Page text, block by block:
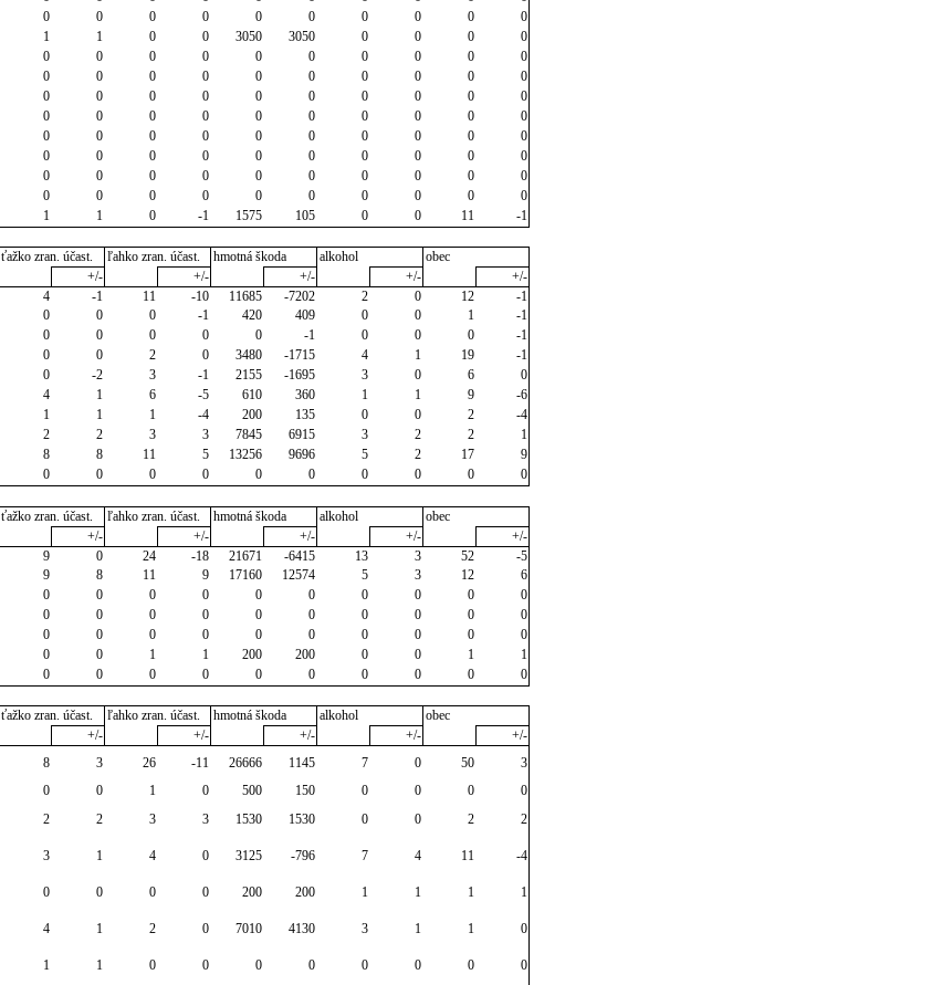
0 0 0 0 0 0 0 0 0
0
1 1 0 0 3050 3050 0 0 0
0
0 0 0 0 0 0 0 0 0
0
0 0 0 0 0 0 0 0 0
0
0 0 0 0 0 0 0 0 0
0
0 0 0 0 0 0 0 0 0
0
0 0 0 0 0 0 0 0 0
0
0 0 0 0 0 0 0 0 0
0
0 0 0 0 0 0 0 0 0
0
0 0 0 0 0 0 0 0 0
0
1 1 0 -1 1575 105 0 0 11
-1
ťažko zran. účast. ľahko zran. účast. hmotná škoda alkohol
obec
+/- +/- +/- +/-
+/-
4 -1 11 -10 11685 -7202 2 0 12
-1
0 0 0 -1 420 409 0 0 1
-1
0 0 0 0 0 -1 0 0 0
-1
0 0 2 0 3480 -1715 4 1 19
-1
0 -2 3 -1 2155 -1695 3 0 6
0
4 1 6 -5 610 360 1 1 9
-6
1 1 1 -4 200 135 0 0 2
-4
2 2 3 3 7845 6915 3 2 2
1
8 8 11 5 13256 9696 5 2 17
9
0 0 0 0 0 0 0 0 0
0
ťažko zran. účast. ľahko zran. účast. hmotná škoda alkohol
obec
+/- +/- +/- +/-
+/-
9 0 24 -18 21671 -6415 13 3 52
-5
9 8 11 9 17160 12574 5 3 12
6
0 0 0 0 0 0 0 0 0
0
0 0 0 0 0 0 0 0 0
0
0 0 0 0 0 0 0 0 0
0
0 0 1 1 200 200 0 0 1
1
0 0 0 0 0 0 0 0 0
0
ťažko zran. účast. ľahko zran. účast. hmotná škoda alkohol
obec
+/- +/- +/- +/-
+/-
8 3 26 -11 26666 1145 7 0 50
3
0 0 1 0 500 150 0 0 0
0
2 2 3 3 1530 1530 0 0 2
2
3 1 4 0 3125 -796 7 4 11
-4
0 0 0 0 200 200 1 1 1
1
4 1 2 0 7010 4130 3 1 1
0
1 1 0 0 0 0 0 0 0
0